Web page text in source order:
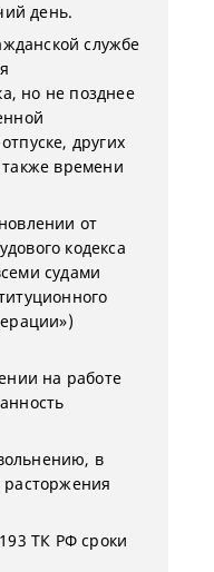
день.
службе
но не позднее
других
времени
от
кодекса
судами
на работе
в
расторжения
ТК РФ сроки